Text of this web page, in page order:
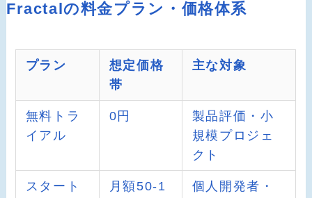
Fractalの料金プラン・価格体系
プラン
想定価格
帯
主な対象
無料トラ
イアル
0円
製品評価・小
規模プロジェ
クト
スタート
月額50-1
個人開発者・